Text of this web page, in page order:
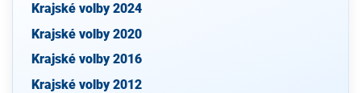
Krajské volby 2024
Krajské volby 2020
Krajské volby 2016
Krajské volby 2012